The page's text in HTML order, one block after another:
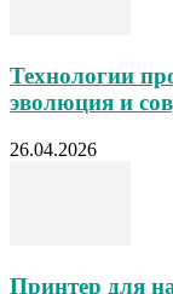
Технологии
эволюция и
26.04.2026
Принтер для